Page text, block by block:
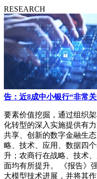
RESEARCH
告：近8成中小银行“非常
要素价值挖掘，通过组织
化转型的深入实施提供有
共享、创新的数字金融生
略、技术、应用、数据四
升；农商行在战略、技术
面均有所提升。 《报告》
大模型技术进展，并将其